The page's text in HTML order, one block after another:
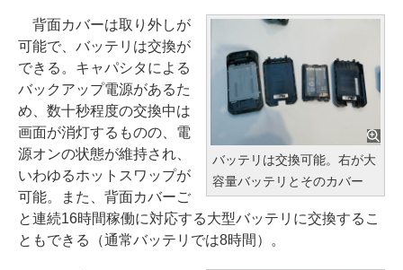
バッテリは交換可能。右が大
容量バッテリとそのカバー
背面カバーは取り外しが
可能で、バッテリは交換が
できる。キャパシタによる
バックアップ電源があるた
め、数十秒程度の交換中は
画面が消灯するものの、電
源オンの状態が維持され、
いわゆるホットスワップが
可能。また、背面カバーご
と連続16時間稼働に対応する大型バッテリに交換するこ
ともできる（通常バッテリでは8時間）。